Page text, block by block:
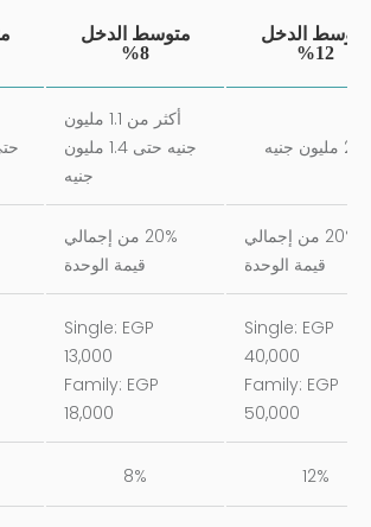
متوسط الدخل
12%
متوسط الدخل
8%
2.5 مليون جنيه
أكثر من 1.1 مليون
جنيه حتى 1.4 مليون
جنيه
حتى 1.1
20% من إجمالي
قيمة الوحدة
20% من إجمالي
قيمة الوحدة
Single: EGP
40,000
Family: EGP
50,000
Single: EGP
13,000
Family: EGP
18,000
12%
8%